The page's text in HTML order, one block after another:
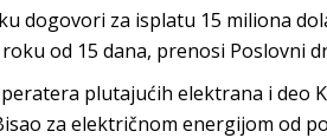
dogovori za isplatu 15 miliona
od 15 dana, prenosi Poslovni
plutajućih elektrana i deo
za električnom energijom od